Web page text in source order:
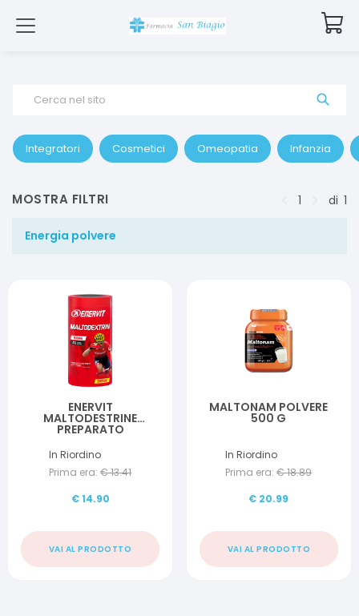
Cerca nel sito
Integratori Cosmetici Omeopatia Infanzia
MOSTRA FILTRI 1 di 1
Energia polvere
ENERVIT
MALTODESTRINE
PREPARATO
In Riordino
Prima era: €13.41
€14.90
VAI AL PRODOTTO
MALTONAM POLVERE
500 G
In Riordino
Prima era: €18.89
€ 20.99
VAI AL PRODOTTO